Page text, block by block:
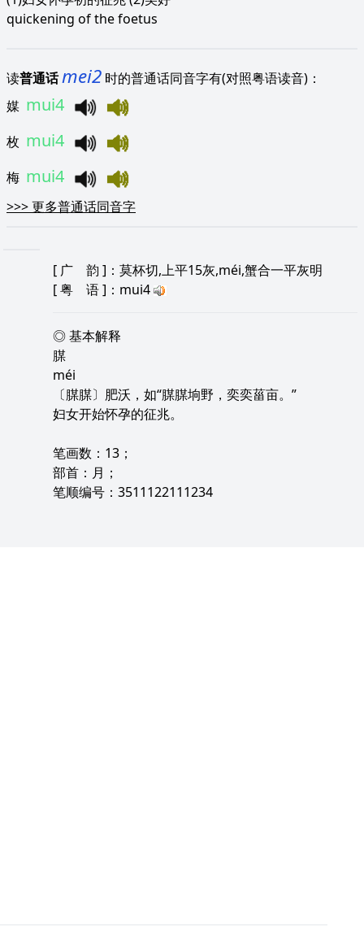
quickening of the foetus
读普通话mei2 时的普通话同音字有(对照粤语读音)：
媒 mui4
枚 mui4
梅 mui4
>>>更多普通话同音字
[ 广 韵 ]：莫杯切,上平15灰,méi,蟹合一平灰明
[粤 语]：mui4
◎ 基本解释
腜
méi
〔腜腜〕肥沃，如“腜腜垧野，奕奕菑亩。”
妇女开始怀孕的征兆。
笔画数：13；
部首：月；
笔顺编号：3511122111234